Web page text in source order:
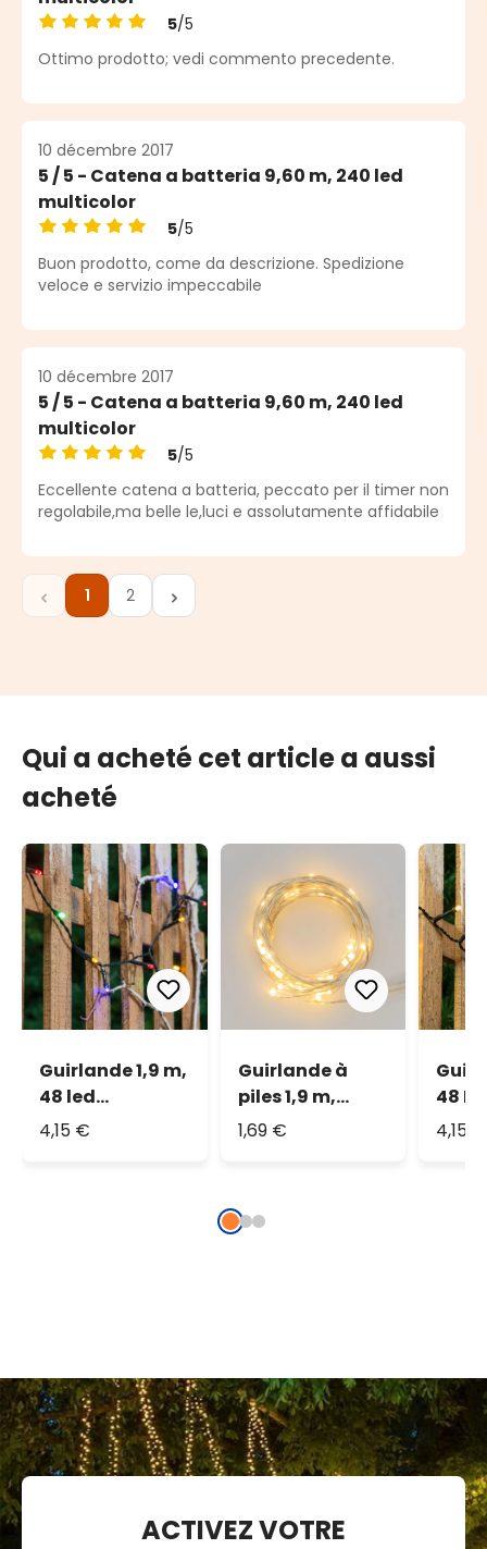
Note moyenne de 5 sur 5 étoiles
5/5
Ottimo prodotto; vedi commento precedente.
10 décembre 2017
5 / 5 - Catena a batteria 9,60 m, 240 led
multicolor
Note moyenne de 5 sur 5 étoiles
5/5
Buon prodotto, come da descrizione. Spedizione
veloce e servizio impeccabile
10 décembre 2017
5 / 5 - Catena a batteria 9,60 m, 240 led
multicolor
Note moyenne de 5 sur 5 étoiles
5/5
Eccellente catena a batteria, peccato per il timer non
regolabile,ma belle le,luci e assolutamente affidabile
Page
1 Page
2
Qui a acheté cet article a aussi
acheté
Guirlande 1,9 m,
48 led
multicolor
4,15 €
Guirlande à
piles 1,9 m,
blanc chaud
1,69 €
48
4,15 €
ACTIVEZ VOTRE